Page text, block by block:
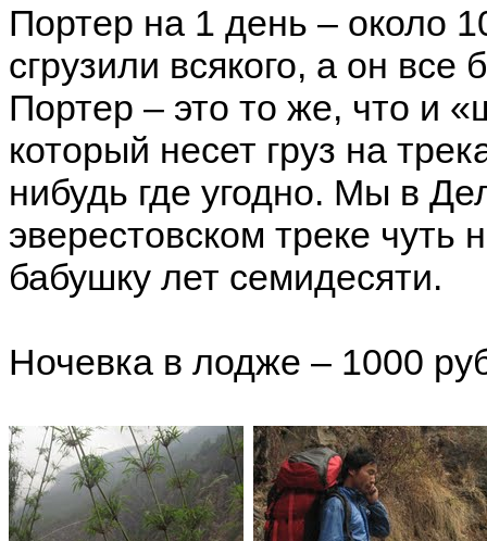
Портер на 1 день – около
сгрузили всякого, а он все
Портер – это то же, что и
который несет груз на
нибудь где угодно. Мы в
эверестовском треке
бабушку лет семидесяти.
Ночевка в лодже – 1000